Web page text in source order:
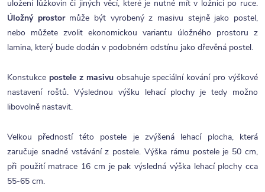
uložení lůžkovin či jiných věcí, které je nutné mít v ložnici po ruce.
Úložný prostormůže být vyrobený z masivu stejně jako postel,
nebo můžete zvolit ekonomickou variantu úložného prostoru z
lamina, který bude dodán v podobném odstínu jako dřevěná postel.
Konstukce postele z masivu obsahuje speciální kování pro výškové
nastavení roštů. Výslednou výšku lehací plochy je tedy možno
libovolně nastavit.
Velkou předností této postele je zvýšená lehací plocha, která
zaručuje snadné vstávání z postele. Výška rámu postele je 50 cm,
při použití matrace 16 cm je pak výsledná výška lehací plochy cca
55-65 cm.